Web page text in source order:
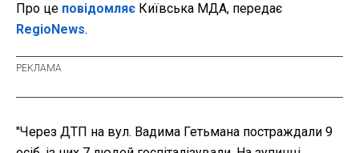
Про це повідомляє Київська МДА, передає
RegioNews.
"Через ДТП на вул. Вадима Гетьмана постраждали 9